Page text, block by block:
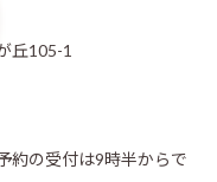
丘105-1
約の受付は9時半からで